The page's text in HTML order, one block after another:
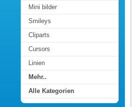
Mini bilder
Smileys
Cliparts
Cursors
Linien
Mehr..
Alle Kategorien